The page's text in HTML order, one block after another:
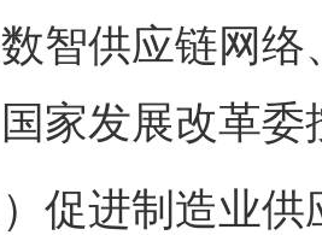
智供应链网
家发展改革
进制造业供